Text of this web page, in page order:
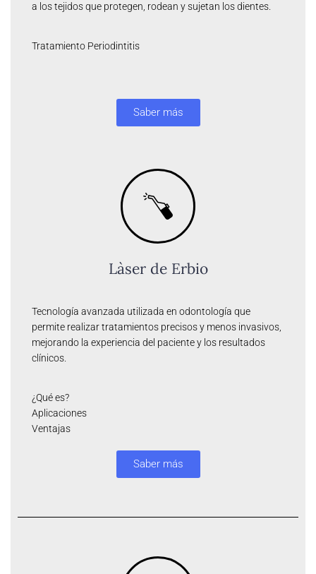
a los tejidos que protegen, rodean y sujetan los dientes.
Tratamiento Periodintitis
Saber más
Làser de Erbio
Tecnología avanzada utilizada en odontología que
permite realizar tratamientos precisos y menos invasivos,
mejorando la experiencia del paciente y los resultados
clínicos.
¿Qué es?
Aplicaciones
Ventajas
Saber más